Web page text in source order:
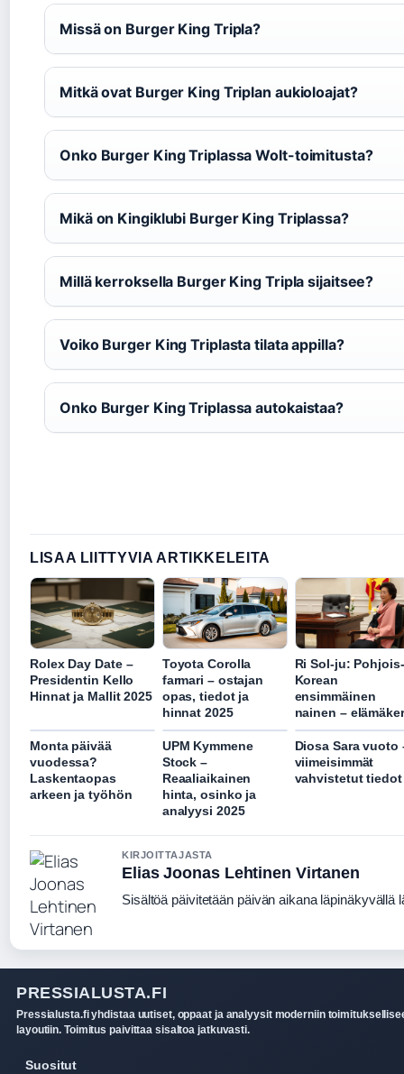
Missä on Burger King Tripla?
Mitkä ovat Burger King Triplan aukioloajat?
Onko Burger King Triplassa Wolt-toimitusta?
Mikä on Kingiklubi Burger King Triplassa?
Millä kerroksella Burger King Tripla sijaitsee?
Voiko Burger King Triplasta tilata appilla?
Onko Burger King Triplassa autokaistaa?
LISAA LIITTYVIA ARTIKKELEITA
Rolex Day Date –
Presidentin Kello
Hinnat ja Mallit 2025
Toyota Corolla
farmari – ostajan
opas, tiedot ja
hinnat 2025
Ri Sol-ju: Pohjois-
Korean
ensimmäinen
nainen –
Monta päivää
vuodessa?
Laskentaopas
arkeen ja työhön
UPM Kymmene
Stock –
Reaaliaikainen
hinta, osinko ja
analyysi 2025
Diosa Sara vuoto
viimeisimmät
vahvistetut tiedot
KIRJOITTAJASTA
Elias Joonas Lehtinen Virtanen
Sisältöä päivitetään päivän aikana läpinäkyvällä
PRESSIALUSTA.FI
Pressialusta.fi yhdistaa uutiset, oppaat ja analyysit moderniin
layoutiin. Toimitus paivittaa sisaltoa jatkuvasti.
Suositut